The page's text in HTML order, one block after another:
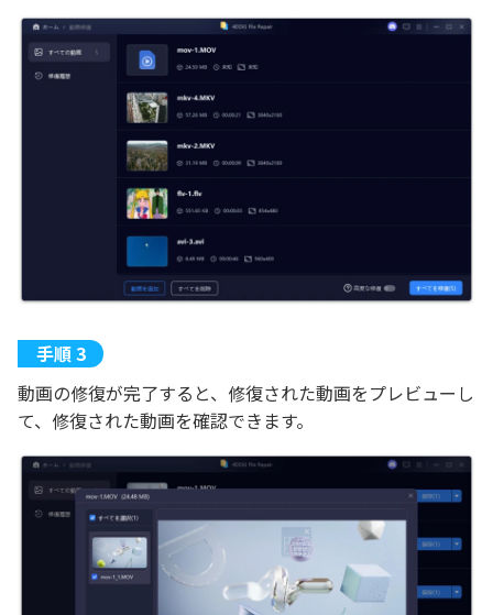
動画の修復が完了すると、修復された動画をプレビューし
て、修復された動画を確認できます。